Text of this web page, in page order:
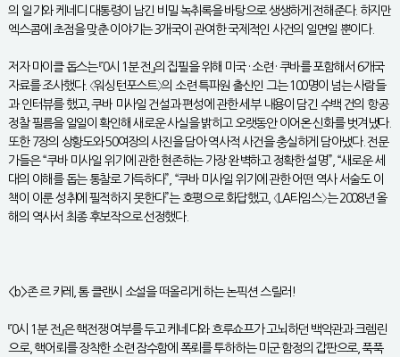
의 일기와 케네디 대통령이 남긴 비밀 녹취록을 바탕으로 생생하게 전해준다. 하지만
엑스콤에 초점을 맞춘 이야기는 3개국이 관여한 국제적인 사건의 일면일 뿐이다.
저자 마이클 돕스는 『0시 1분 전』의 집필을 위해 미국 · 소련 · 쿠바를 포함해서 6개국
자료를 조사했다. 〈워싱턴포스트〉의 소련 특파원 출신인 그는 100명이 넘는 사람들
과 인터뷰를 했고, 쿠바 미사일 건설과 편성에 관한 세부 내용이 담긴 수백 건의 항공
정찰 필름을 일일이 확인해 새로운 사실을 밝히고 오랫동안 이어온 신화를 벗겨냈다.
또한 7장의 상황도와 50여장의 사진을 담아 역사적 사건을 충실하게 담아냈다. 전문
가들은 “쿠바 미사일 위기에 관한 현존하는 가장 완벽하고 정확한 설명”, “새로운 세
대의 이해를 돕는 통찰로 가득하다”, “쿠바 미사일 위기에 관한 어떤 역사 서술도 이
책이 이룬 성취에 필적하지 못한다”는 호평으로 화답했고, 〈LA타임스〉는 2008년 올
해의 역사서 최종 후보작으로 선정했다.
<b>존 르 카레, 톰 클랜시 소설을 떠올리게 하는 논픽션 스릴러!
『0시 1분 전』은 핵전쟁 여부를 두고 케네디와 흐루쇼프가 고뇌하던 백악관과 크렘린
으로, 핵어뢰를 장착한 소련 잠수함에 폭뢰를 투하하는 미군 함정의 갑판으로, 푹푹